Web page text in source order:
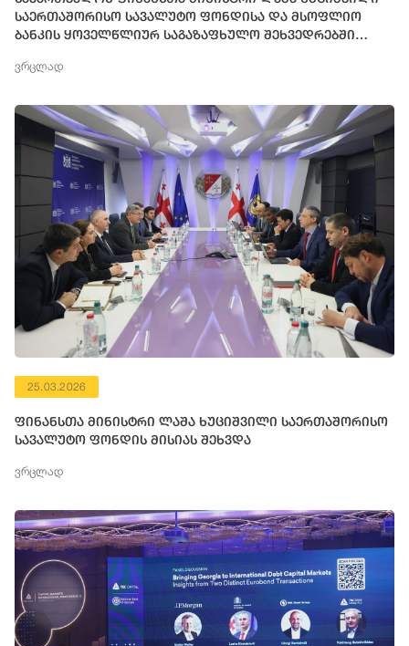
საერთაშორისო სავალუტო ფონდისა და მსოფლიო
ბანკის ყოველწლიურ საგაზაფხულო შეხვედრებში
ვრცლად
25.03.2026
ფინანსთა მინისტრი ლაშა ხუციშვილი საერთაშორისო
სავალუტო ფონდის მისიას შეხვდა
ვრცლად